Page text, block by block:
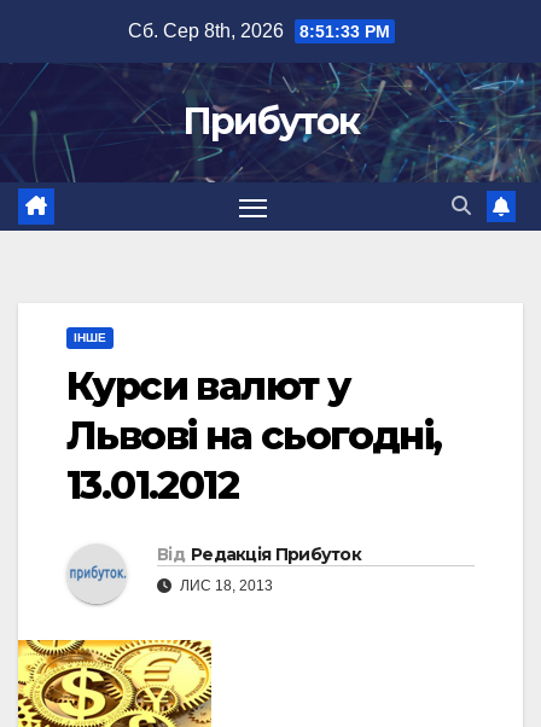
вмісту
Сб. Сер 8th, 2026 8:51:34 PM
Прибуток
ІНШЕ
Курси валют у
Львові на сьогодні,
13.01.2012
Від Редакція Прибуток
ЛИС 18, 2013